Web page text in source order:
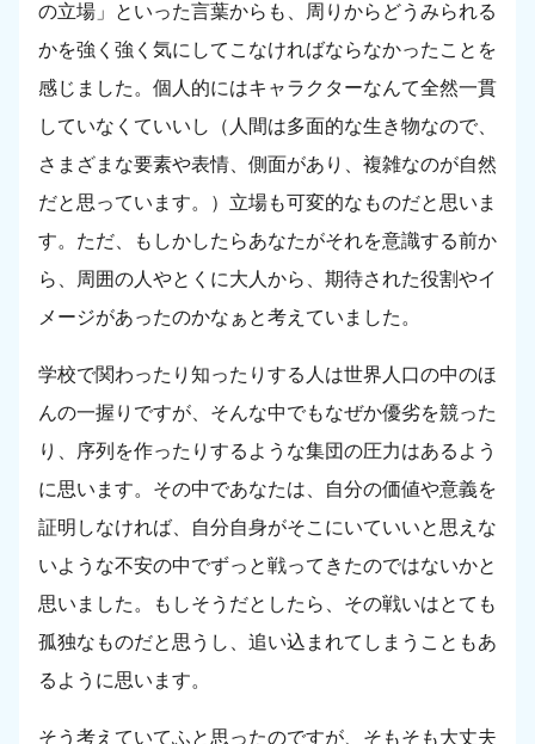
の立場」といった言葉からも、周りからどうみられる
かを強く強く気にしてこなければならなかったことを
感じました。個人的にはキャラクターなんて全然一貫
していなくていいし（人間は多面的な生き物なので、
さまざまな要素や表情、側面があり、複雑なのが自然
だと思っています。）立場も可変的なものだと思いま
す。ただ、もしかしたらあなたがそれを意識する前か
ら、周囲の人やとくに大人から、期待された役割やイ
メージがあったのかなぁと考えていました。
学校で関わったり知ったりする人は世界人口の中のほ
んの一握りですが、そんな中でもなぜか優劣を競った
り、序列を作ったりするような集団の圧力はあるよう
に思います。その中であなたは、自分の価値や意義を
証明しなければ、自分自身がそこにいていいと思えな
いような不安の中でずっと戦ってきたのではないかと
思いました。もしそうだとしたら、その戦いはとても
孤独なものだと思うし、追い込まれてしまうこともあ
るように思います。
そう考えていてふと思ったのですが、そもそも大丈夫